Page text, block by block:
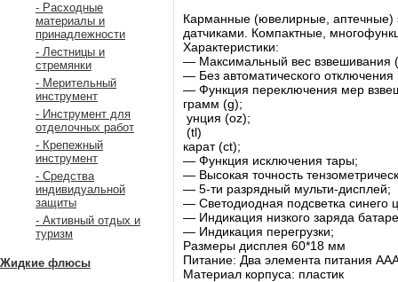
- Расходные
материалы и
принадлежности
- Лестницы и
стремянки
- Мерительный
инструмент
- Инструмент для
отделочных работ
- Крепежный
инструмент
- Средства
индивидуальной
защиты
- Активный отдых и
туризм
Жидкие флюсы
Карманные (ювелирные, аптечные)
датчиками. Компактные,
Характеристики:
― Максимальный вес взвешивания
― Без автоматического отключения
― Функция переключения мер
грамм (g);
унция (oz);
(tl)
карат (ct);
― Функция исключения тары;
― Высокая точность
― 5-ти разрядный мульти-дисплей;
― Светодиодная подсветка синего
― Индикация низкого заряда
― Индикация перегрузки;
Размеры дисплея 60*18 мм
Питание: Два элемента питания
Материал корпуса: пластик